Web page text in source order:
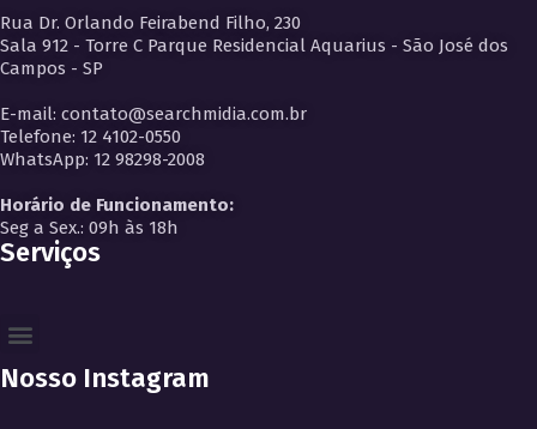
Rua Dr. Orlando Feirabend Filho, 230
Sala 912 - Torre C Parque Residencial Aquarius - São José dos
Campos - SP
E-mail: contato@searchmidia.com.br
Telefone: 12 4102-0550
WhatsApp: 12 98298-2008
Horário de Funcionamento:
Seg a Sex.: 09h às 18h
Serviços
Nosso Instagram